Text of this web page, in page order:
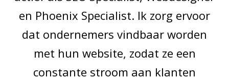
en Phoenix Specialist. Ik zorg ervoor
dat ondernemers vindbaar worden
met hun website, zodat ze een
constante stroom aan klanten